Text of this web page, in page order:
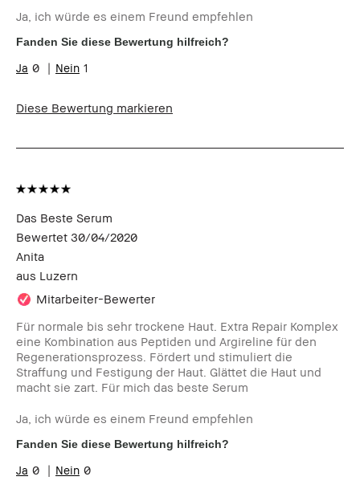
Hauttyp
Normal
Hautton
Mittel - Dunkel
Hautbedürfnis(se)
Ja, ich würde es einem Freund empfehlen
Fanden Sie diese Bewertung hilfreich?
0 1
Diese Bewertung markieren
Das Beste Serum
Bewertet 30/04/2020
Anita
aus Luzern
Mitarbeiter-Bewerter
Für normale bis sehr trockene Haut. Extra Repair Komplex
eine Kombination aus Peptiden und Argireline für den
Regenerationsprozess. Fördert und stimuliert die
Straffung und Festigung der Haut. Glättet die Haut und
macht sie zart. Für mich das beste Serum
Ja, ich würde es einem Freund empfehlen
Fanden Sie diese Bewertung hilfreich?
0 0